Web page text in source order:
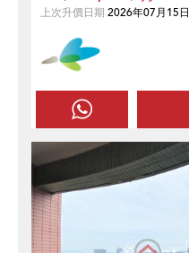
上次升價日期 2026年07月15日